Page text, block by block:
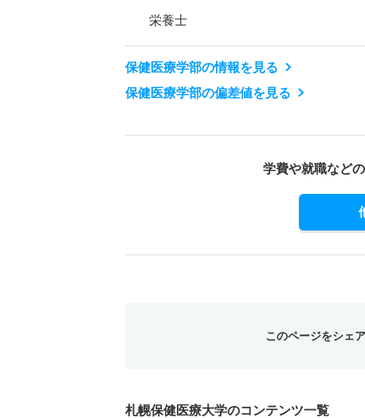
栄養士
保健医療学部の情報を見る
保健医療学部の偏差値を見る
学費や就職などの
このページをシェ
札幌保健医療大学のコンテンツ一覧